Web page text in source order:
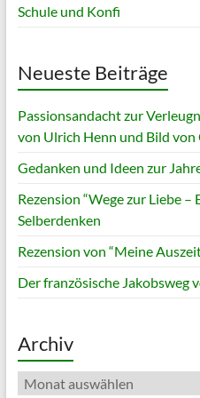
Schule und Konfi
Neueste Beiträge
Passionsandacht zur
von Ulrich Henn und Bild von
Gedanken und Ideen zur
Rezension “Wege zur Liebe –
Selberdenken
Rezension von “Meine
Der französische Jakobsweg
Archiv
Archiv